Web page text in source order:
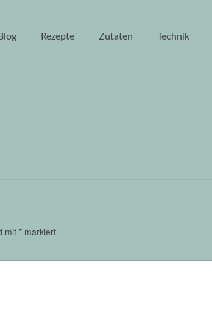
Blog Rezepte Zutaten Technik
mit* markiert